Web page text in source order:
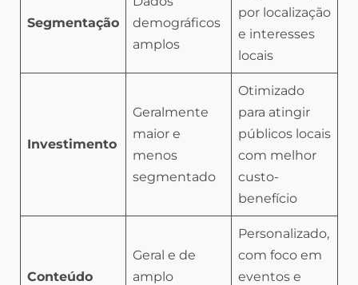
Segmentação
demográficos
amplos
por localização
e interesses
locais
Investimento
Geralmente
maior e
menos
segmentado
Otimizado
para atingir
públicos locais
com melhor
custo-
benefício
Conteúdo
Geral e de
amplo
Personalizado,
com foco em
eventos e